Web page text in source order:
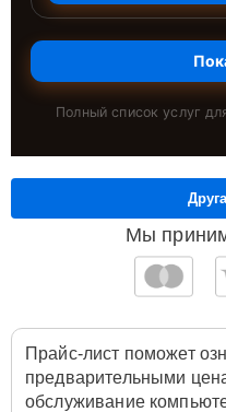
Полный список услуг
Мы
Прайс-лист поможет
предварительными
обслуживание